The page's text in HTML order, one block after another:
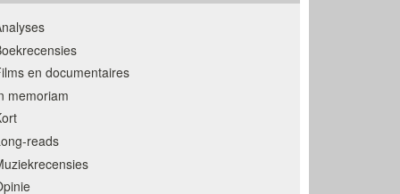
en documentaires
memoriam
reads